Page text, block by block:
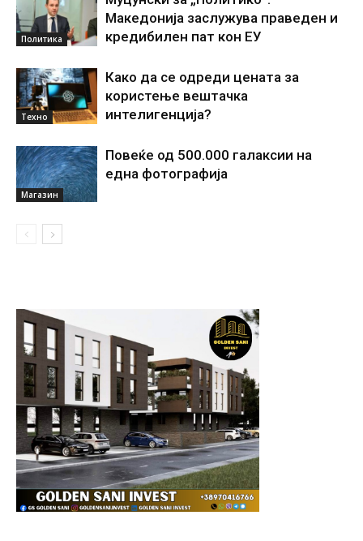
Политика
Македонија заслужува праведен и
кредибилен пат кон ЕУ
Техно
Како да се одреди цената за
користење вештачка
интелигенциjа?
Магазин
Повеќе од 500.000 галаксии на
една фотографија